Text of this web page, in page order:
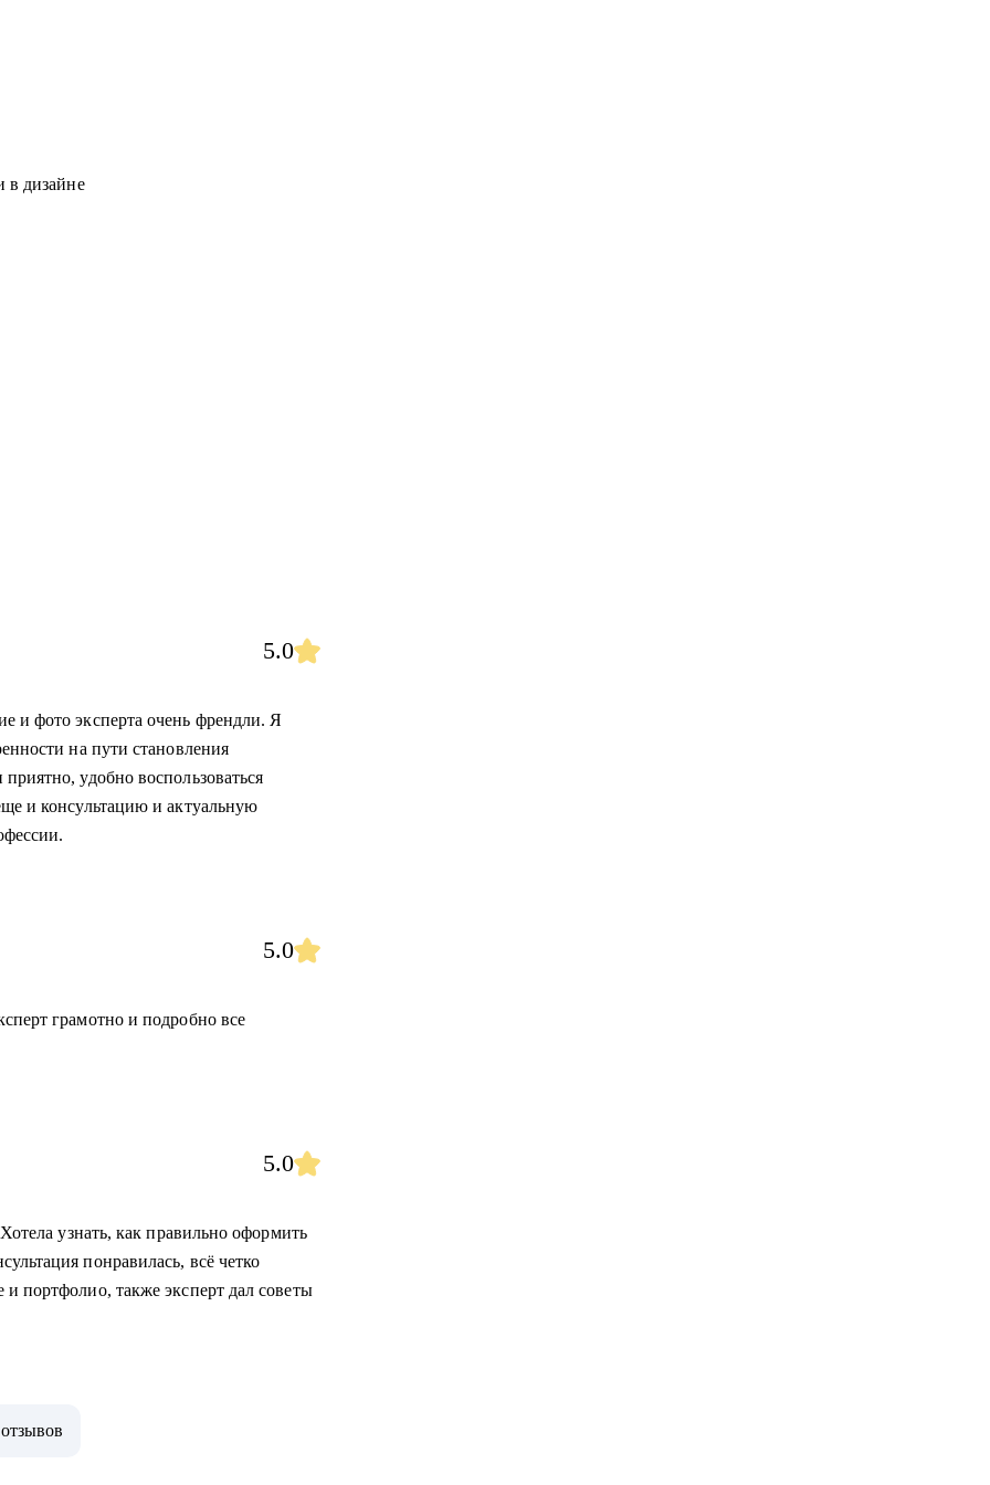
в дизайне
5.0
и фото эксперта очень френдли. Я
на пути становления
удобно воспользоваться
и консультацию и актуальную
5.0
грамотно и подробно все
5.0
узнать, как правильно оформить
понравилась, всё четко
портфолио, также эксперт дал советы